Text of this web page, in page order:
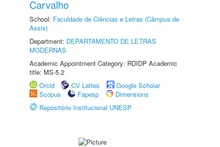
Carvalho
School: Faculdade de Ciências e Letras (Câmpus de
Assis)
Department: DEPARTAMENTO DE LETRAS
MODERNAS
Academic Appointment Category: RDIDP Academic
title: MS-5.2
Orcid
CV Lattes
Google Scholar
Scopus
Fapesp
Dimensions
Repositório Institucional UNESP